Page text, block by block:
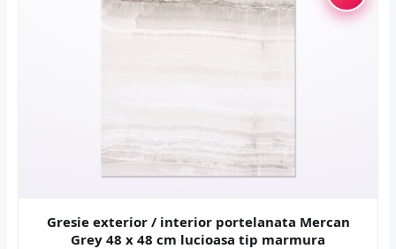
Gresie exterior / interior portelanata Mercan
Grey 48 x 48 cm lucioasa tip marmura